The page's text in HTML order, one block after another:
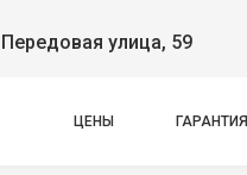
Передовая улица, 59
ЦЕНЫ ГАРАНТИЯ